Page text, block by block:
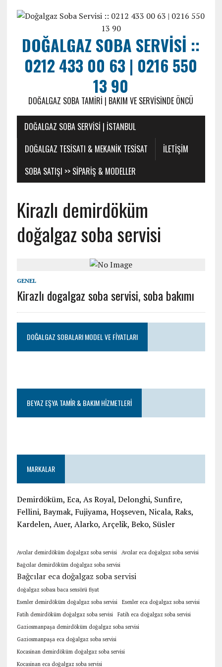
DOĞALGAZ SOBA SERVISI ::
0212 433 00 63 | 0216 550
13 90
DOĞALGAZ SOBA TAMIRI | BAKIM VE SERVISINDE ÖNCÜ
DOĞALGAZ SOBA SERVISI | İSTANBUL
DOĞALGAZ TESISATI & MEKANIK TESISAT
ILETIŞIM
SOBA SATIŞI >> SIPARIŞ & MODELLER
Kirazlı demirdöküm
doğalgaz soba servisi
GENEL
Kirazlı dogalgaz soba servisi, soba bakımı
DOĞALGAZ SOBALARI MODEL VE FIYATLARI
BEYAZ EŞYA TAMIR & BAKIM HIZMETLERI
MARKALAR
Demirdöküm, Eca, As Royal, Delonghi, Sunfire,
Fellini, Baymak, Fujiyama, Hoşseven, Nicala, Raks,
Kardelen, Auer, Alarko, Arçelik, Beko, Süsler
Avcılar demirdöküm doğalgaz soba servisi
Avcılar eca doğalgaz soba servisi
Bağcılar demirdöküm doğalgaz soba servisi
Bağcılar eca doğalgaz soba servisi
doğalgaz sobası baca sensörü fiyat
Esenler demirdöküm doğalgaz soba servisi
Esenler eca doğalgaz soba servisi
Fatih demirdöküm doğalgaz soba servisi
Fatih eca doğalgaz soba servisi
Gaziosmanpaşa demirdöküm doğalgaz soba servisi
Gaziosmanpaşa eca doğalgaz soba servisi
Kocasinan demirdöküm doğalgaz soba servisi
Kocasinan eca doğalgaz soba servisi